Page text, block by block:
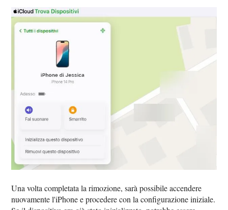
Una volta completata la rimozione, sarà possibile accendere
nuovamente l'iPhone e procedere con la configurazione iniziale.